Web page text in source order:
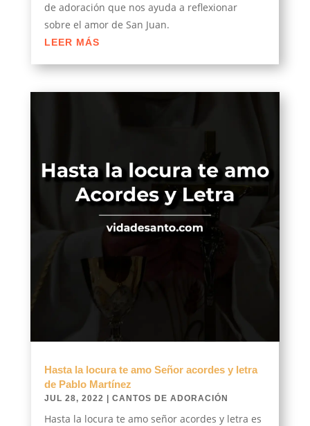
de adoración que nos ayuda a reflexionar
sobre el amor de San Juan.
LEER MÁS
Hasta la locura te amo Señor acordes y letra
de Pablo Martínez
JUL 28, 2022 | CANTOS DE ADORACIÓN
Hasta la locura te amo señor acordes y letra es